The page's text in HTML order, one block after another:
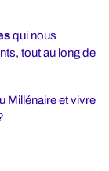
qui nous
tout au long de
Millénaire et vivre